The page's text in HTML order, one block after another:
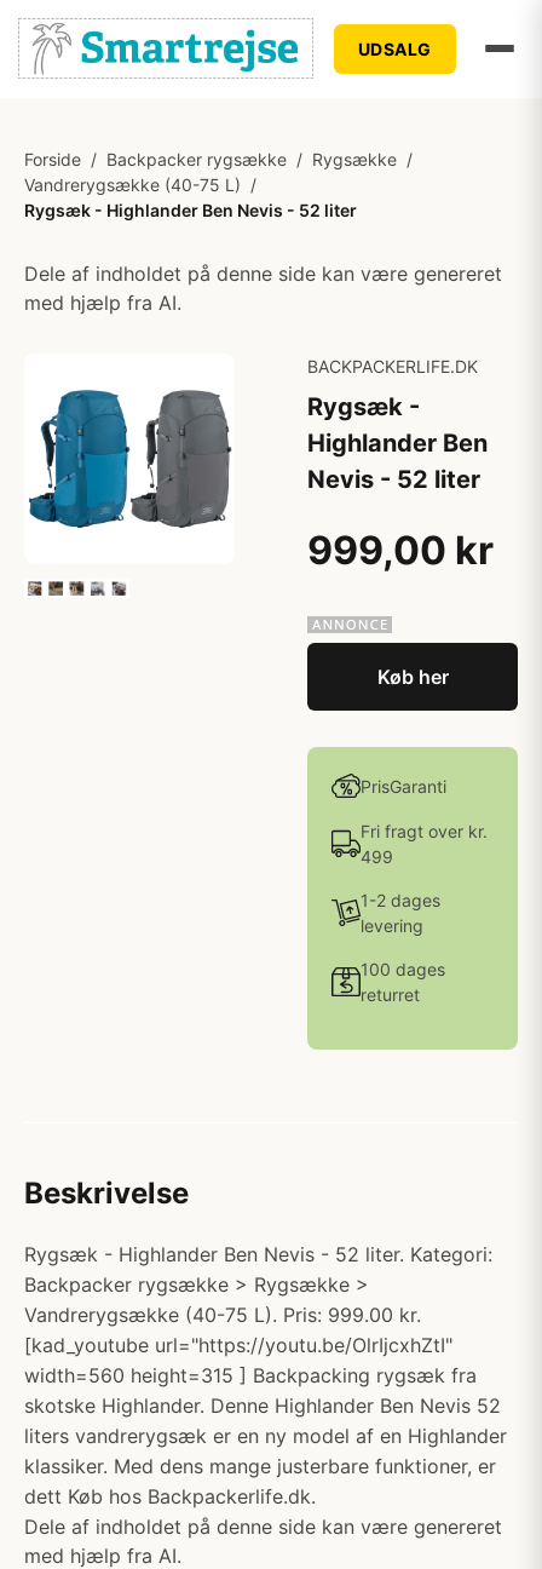
UDSALG
Forside / Backpacker rygsække / Rygsække /
Vandrerygsække (40-75 L) /
Rygsæk - Highlander Ben Nevis - 52 liter
Dele af indholdet på denne side kan være genereret
med hjælp fra AI.
BACKPACKERLIFE.DK
Rygsæk -
Highlander Ben
Nevis - 52 liter
999,00 kr
Køb her
PrisGaranti
Fri fragt over kr.
499
1-2 dages
levering
100 dages
returret
Beskrivelse
Rygsæk - Highlander Ben Nevis - 52 liter. Kategori:
Backpacker rygsække > Rygsække >
Vandrerygsække (40-75 L). Pris: 999.00 kr.
[kad_youtube url="https://youtu.be/OlrIjcxhZtI"
width=560 height=315 ] Backpacking rygsæk fra
skotske Highlander. Denne Highlander Ben Nevis 52
liters vandrerygsæk er en ny model af en Highlander
klassiker. Med dens mange justerbare funktioner, er
dett Køb hos Backpackerlife.dk.
Dele af indholdet på denne side kan være genereret
med hjælp fra AI.